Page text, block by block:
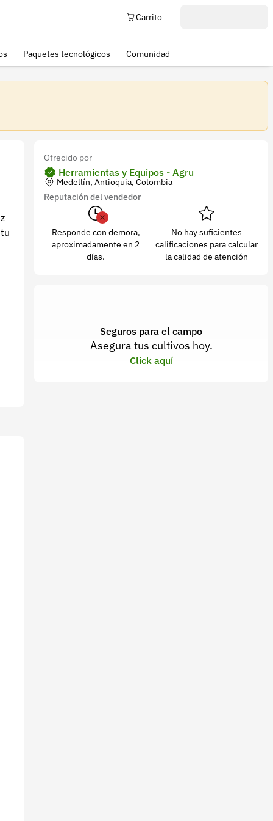
Carrito
Paquetes tecnológicos Comunidad
Ofrecido por
Herramientas y Equipos - Agru
Medellín, Antioquia, Colombia
Reputación del vendedor
Responde con demora,
aproximadamente en 2
días.
No hay suficientes
calificaciones para calcular
la calidad de atención
Seguros para el campo
Asegura tus cultivos hoy.
Click aquí